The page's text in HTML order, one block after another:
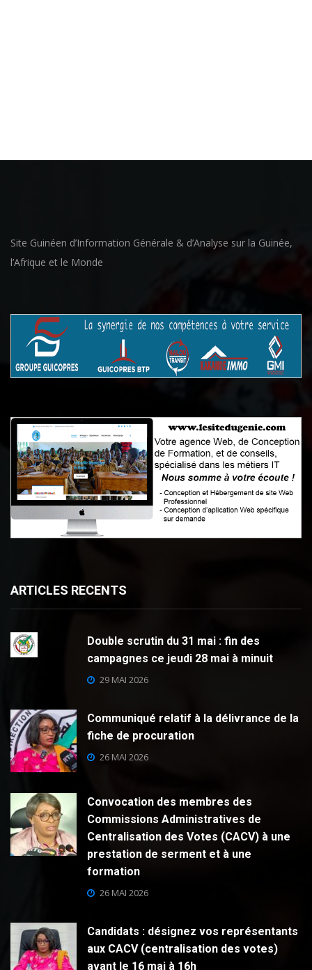
Site Guinéen d’Information Générale & d’Analyse sur la Guinée,
l’Afrique et le Monde
ARTICLES RECENTS
Double scrutin du 31 mai : fin des
campagnes ce jeudi 28 mai à minuit
29 MAI 2026
Communiqué relatif à la délivrance de la
fiche de procuration
26 MAI 2026
Convocation des membres des
Commissions Administratives de
Centralisation des Votes (CACV) à une
prestation de serment et à une
formation
26 MAI 2026
Candidats : désignez vos représentants
aux CACV (centralisation des votes)
avant le 16 mai à 16h